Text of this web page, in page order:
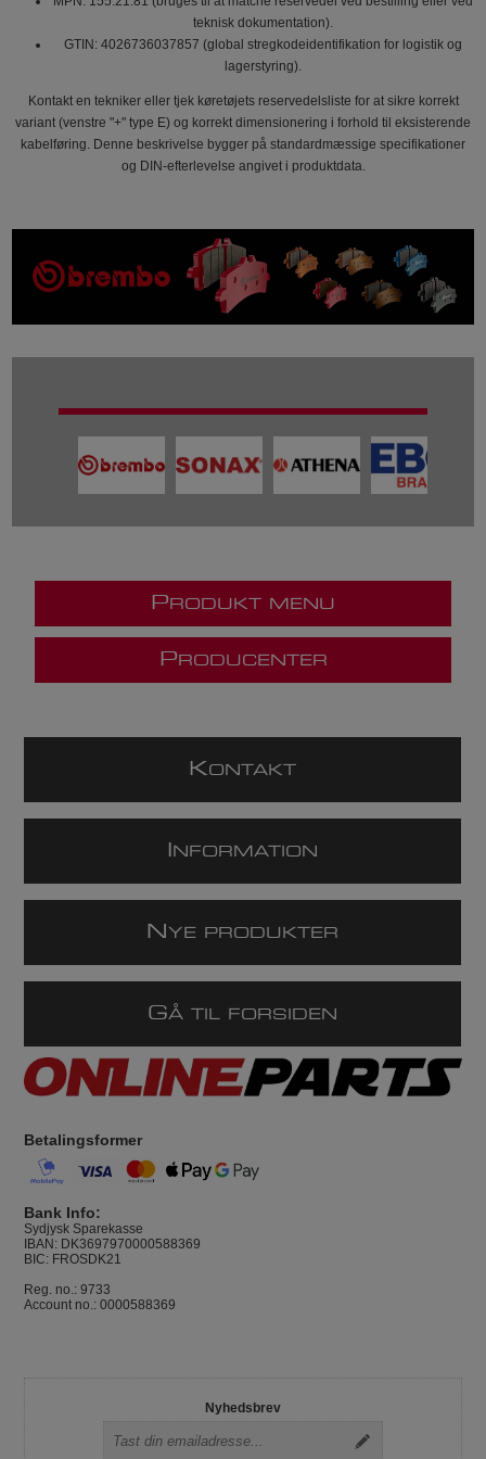
teknisk dokumentation).
GTIN: 4026736037857 (global stregkodeidentifikation for logistik og
lagerstyring).
Kontakt en tekniker eller tjek køretøjets reservedelsliste for at sikre korrekt
variant (venstre "+" type E) og korrekt dimensionering i forhold til eksisterende
kabelføring. Denne beskrivelse bygger på standardmæssige specifikationer
og DIN-efterlevelse angivet i produktdata.
P RODUKT MENU
P RODUCENTER
KONTAKT
NFORMATION
N YE PRODUKTER
GÅ TIL FORSIDEN
Betalingsformer
Bank Info:
Sydjysk Sparekasse
IBAN: DK3697970000588369
BIC: FROSDK21
Reg. no.: 9733
Account no.: 0000588369
Nyhedsbrev